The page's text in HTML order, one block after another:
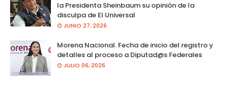
la Presidenta Sheinbaum su opinión de la
disculpa de El Universal
JUNIO 27, 2026
Morena Nacional. Fecha de inicio del registro y
detalles al proceso a Diputad@s Federales
JULIO 06, 2026